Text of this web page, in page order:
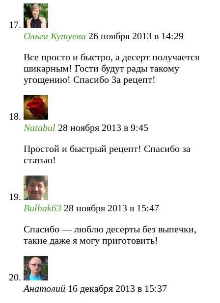
Ольга Кутуева 26 ноября 2013 в 14:29
Все просто и быстро, а десерт получается
шикарным! Гости будут рады такому
угощению! Спасибо 3а рецепт!
Natabul 28 ноября 2013 в 9:45
Простой и быстрый рецепт! Спасибо за
статью!
Bulhak63 28 ноября 2013 в 15:47
Спасибо — люблю десерты без выпечки,
такие даже я могу приготовить!
Анатолий 16 декабря 2013 в 15:37